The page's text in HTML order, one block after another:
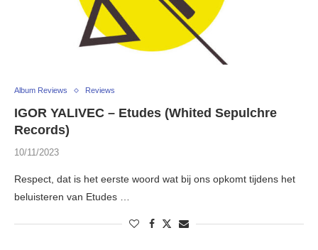
Album Reviews Reviews
IGOR YALIVEC – Etudes (Whited Sepulchre
Records)
10/11/2023
Respect, dat is het eerste woord wat bij ons opkomt tijdens het
beluisteren van Etudes …